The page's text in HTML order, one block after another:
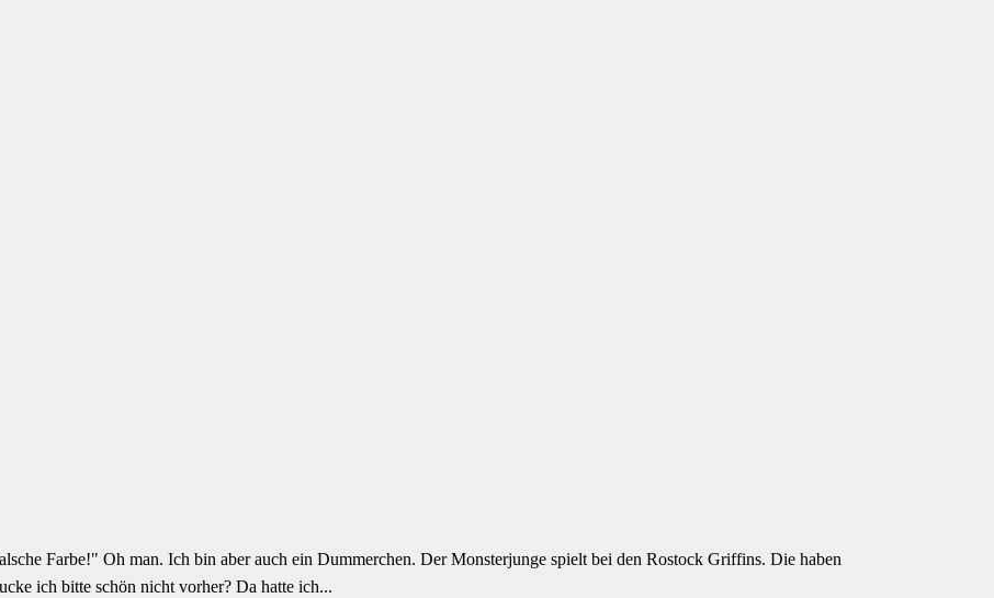
Farbe!" Oh man. Ich bin aber auch ein Dummerchen. Der Monsterjunge spielt bei den Rostock Griffins. Die haben
ich bitte schön nicht vorher? Da hatte ich...